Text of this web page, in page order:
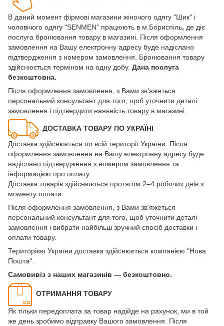
В даний момент фірмові магазини жіночого одягу "Шик" і
чоловічого одягу "SENMEN" працюють в м.Бориспіль, де діє
послуга бронювання товару в магазині. Після оформлення
замовлення на Вашу електронну адресу буде надіслано
підтвердження з номером замовлення. Бронювання товару
здійснюється терміном на одну добу. Дана послуга
безкоштовна.
Після оформлення замовлення, з Вами зв'яжеться
персональний консультант для того, щоб уточнити деталі
замовлення і підтвердити наявність товару в магазині.
ДОСТАВКА ТОВАРУ ПО УКРАЇНІ
Доставка здійснюється по всій території України. Після
оформлення замовлення на Вашу електронну адресу буде
надіслано підтвердження з номером замовлення та
інформацією про оплату.
Доставка товарів здійснюється протягом 2–4 робочих днів з
моменту оплати.
Після оформлення замовлення, з Вами зв'яжеться
персональний консультант для того, щоб уточнити деталі
замовлення і вибрати найбільш зручний спосіб доставки і
оплати товару.
Територією України доставка здійснюється компанією "Нова
Пошта".
Самовивіз з наших магазинів — безкоштовно.
ОТРИМАННЯ ТОВАРУ
Як тільки передоплата за товар надійде на рахунок, ми в той
же день зробимо відправку Вашого замовлення. Після